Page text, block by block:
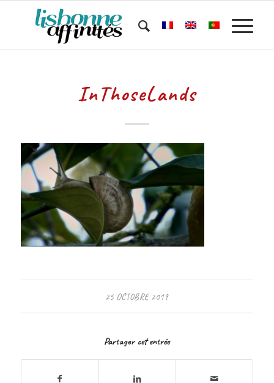
InThoseLands
25 OCTOBRE 2019
Partager cet entrée